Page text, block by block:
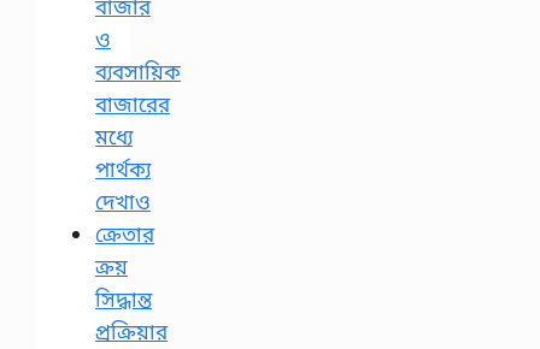
বাজার
ও
ব্যবসায়িক
বাজারের
মধ্যে
পার্থক্য
দেখাও
ক্রেতার
ক্রয়
সিদ্ধান্ত
প্রক্রিয়ার